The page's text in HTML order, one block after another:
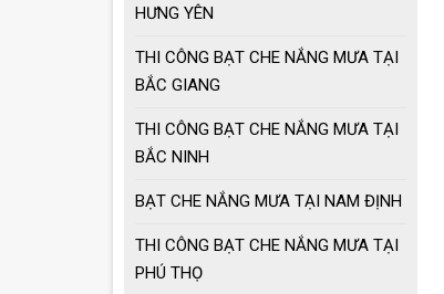
Ô dù che nắng mưa
loại lớn
HƯNG YÊN
THI CÔNG BẠT CHE NẮNG MƯA TẠI
BẮC GIANG
THI CÔNG BẠT CHE NẮNG MƯA TẠI
BẮC NINH
BẠT CHE NẮNG MƯA TẠI NAM ĐỊNH
THI CÔNG BẠT CHE NẮNG MƯA TẠI
PHÚ THỌ